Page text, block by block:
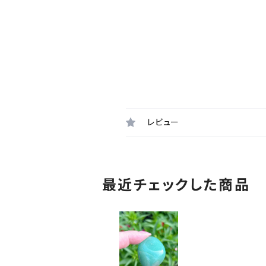
レビュー
最近チェックした商品